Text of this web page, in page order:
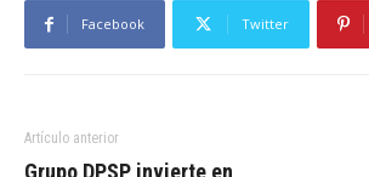
Facebook Twitter
Artículo anterior